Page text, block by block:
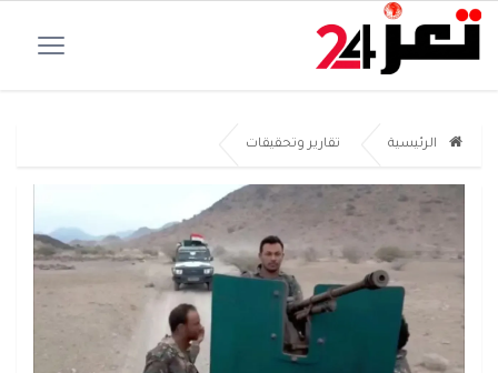
الرئيسية تقارير وتحقيقات